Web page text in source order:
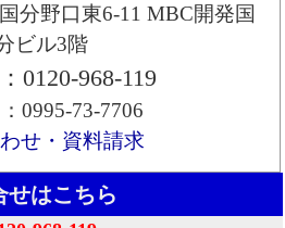
分野口東6-11 MBC開発国
ビル3階
0120-968-119
0995-73-7706
せ・資料請求
せはこちら